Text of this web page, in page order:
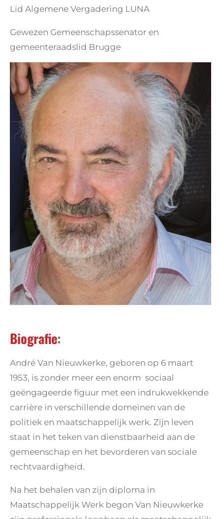
Lid Algemene Vergadering LUNA
Gewezen Gemeenschapssenator en
gemeenteraadslid Brugge
Biografie:
André Van Nieuwkerke, geboren op 6 maart
1953, is zonder meer een enorm sociaal
geëngageerde figuur met een indrukwekkende
carrière in verschillende domeinen van de
politiek en maatschappelijk werk. Zijn leven
staat in het teken van dienstbaarheid aan de
gemeenschap en het bevorderen van sociale
rechtvaardigheid.
Na het behalen van zijn diploma in
Maatschappelijk Werk begon Van Nieuwkerke